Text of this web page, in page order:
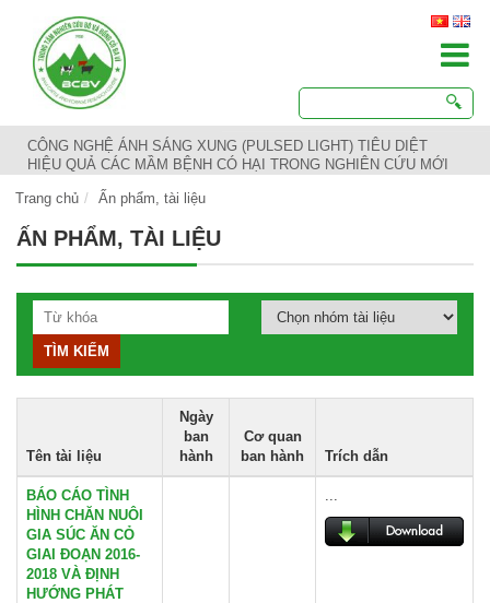
CÔNG NGHỆ ÁNH SÁNG XUNG (PULSED LIGHT) TIÊU DIỆT
HIỆU QUẢ CÁC MẦM BỆNH CÓ HẠI TRONG NGHIÊN CỨU MỚI
Trang chủ Ấn phẩm, tài liệu
ẤN PHẨM, TÀI LIỆU
Tên tài liệu
Ngày
ban
hành
Cơ quan
ban hành
Trích dẫn
BÁO CÁO TÌNH
HÌNH CHĂN NUÔI
GIA SÚC ĂN CỎ
GIAI ĐOẠN 2016-
2018 VÀ ĐỊNH
HƯỚNG PHÁT
...